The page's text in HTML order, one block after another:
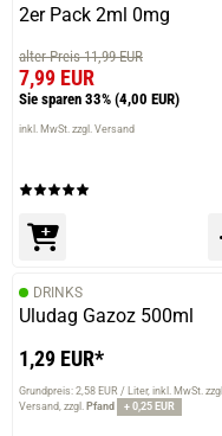
2er Pack 2ml 0mg
alter Preis 11,99 EUR
7,99 EUR
Sie sparen 33% (4,00 EUR)
inkl. MwSt. zzgl. Versand
DRINKS
Uludag Gazoz 500ml
1,29 EUR*
Grundpreis: 2,58 EUR / Liter inkl. MwSt. zzgl.
Versand zzgl. Pfand + 0,25 EUR